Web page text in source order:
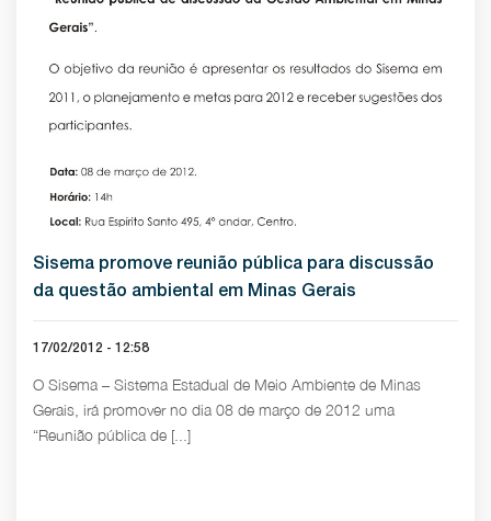
Sisema promove reunião pública para discussão
da questão ambiental em Minas Gerais
17/02/2012 - 12:58
O Sisema – Sistema Estadual de Meio Ambiente de Minas
Gerais, irá promover no dia 08 de março de 2012 uma
“Reunião pública de [...]